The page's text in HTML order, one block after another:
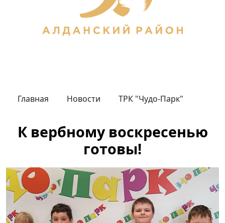
Главная Новости ТРК "Чудо-Парк"
К вербному воскресенью
готовы!